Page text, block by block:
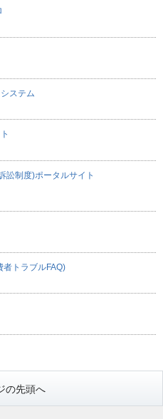
ステム
訟制度)ポータルサイト
者トラブルFAQ)
の先頭へ